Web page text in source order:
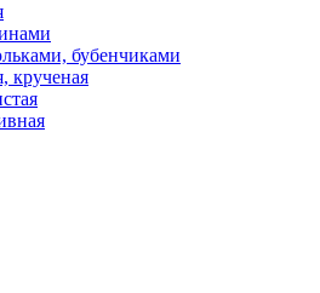
бубенчиками
крученая